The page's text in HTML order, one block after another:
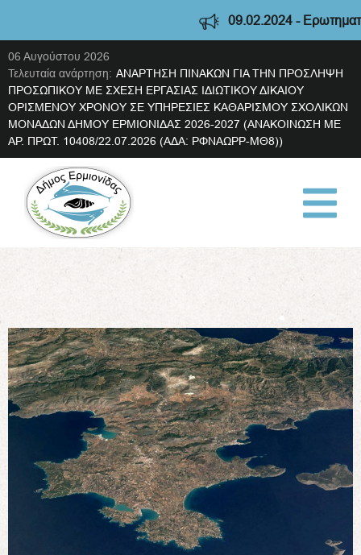
09.02.2024 -
06 Αυγούστου 2026
Τελευταία ανάρτηση: ΑΝΑΡΤΗΣΗ ΠΙΝΑΚΩΝ ΓΙΑ ΤΗΝ ΠΡΟΣΛΗΨΗ
ΠΡΟΣΩΠΙΚΟΥ ΜΕ ΣΧΕΣΗ ΕΡΓΑΣΙΑΣ ΙΔΙΩΤΙΚΟΥ ΔΙΚΑΙΟΥ
ΟΡΙΣΜΕΝΟΥ ΧΡΟΝΟΥ ΣΕ ΥΠΗΡΕΣΙΕΣ ΚΑΘΑΡΙΣΜΟΥ ΣΧΟΛΙΚΩΝ
ΜΟΝΑΔΩΝ ΔΗΜΟΥ ΕΡΜΙΟΝΙΔΑΣ 2026-2027 (ΑΝΑΚΟΙΝΩΣΗ ΜΕ
ΑΡ. ΠΡΩΤ. 10408/22.07.2026 (ΑΔΑ: ΡΦΝΑΩΡΡ-ΜΘ8))